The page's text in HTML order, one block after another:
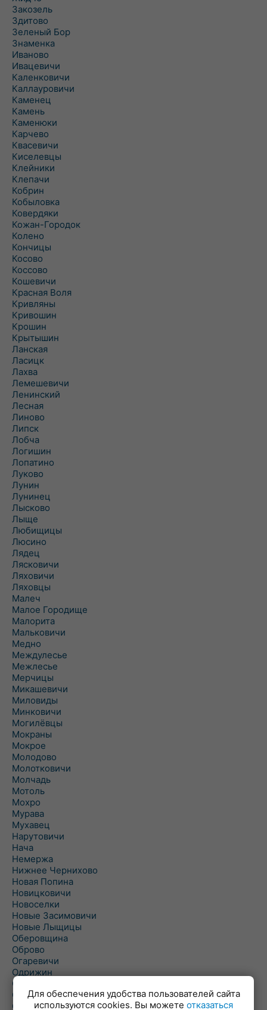
Закозель
Здитово
Зеленый Бор
Знаменка
Иваново
Ивацевичи
Каленковичи
Каллауровичи
Каменец
Камень
Каменюки
Карчево
Квасевичи
Киселевцы
Клейники
Клепачи
Кобрин
Кобыловка
Ковердяки
Кожан-Городок
Колено
Кончицы
Косово
Коссово
Кошевичи
Красная Воля
Кривляны
Кривошин
Крошин
Крытышин
Ланская
Ласицк
Лахва
Лемешевичи
Ленинский
Лесная
Линово
Липск
Лобча
Логишин
Лопатино
Луково
Лунин
Лунинец
Лысково
Лыще
Любищицы
Люсино
Лядец
Лясковичи
Ляховичи
Ляховцы
Малеч
Малое Городище
Малорита
Мальковичи
Медно
Междулесье
Межлесье
Мерчицы
Микашевичи
Миловиды
Минковичи
Могилёвцы
Мокраны
Мокрое
Молодово
Молотковичи
Молчадь
Мотоль
Мохро
Мурава
Мухавец
Нарутовичи
Нача
Немержа
Нижнее Чернихово
Новая Попина
Новицковичи
Новоселки
Новые Засимовичи
Новые Лыщицы
Оберовщина
Оброво
Огаревичи
Одрижин
Оздамичи
Озяты
Олтуш
Для обеспечения удобства пользователей сайта
используются cookies. Вы можете отказаться